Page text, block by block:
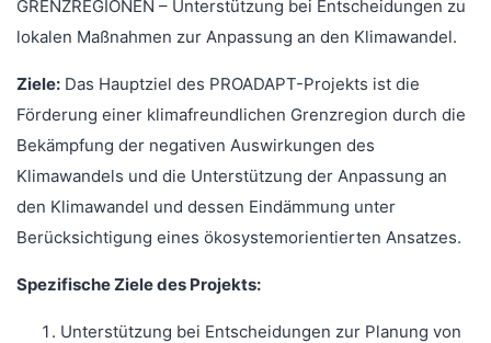
GRENZREGIONEN – Unterstützung bei Entscheidungen zu
lokalen Maßnahmen zur Anpassung an den Klimawandel.
Ziele: Das Hauptziel des PROADAPT-Projekts ist die
Förderung einer klimafreundlichen Grenzregion durch die
Bekämpfung der negativen Auswirkungen des
Klimawandels und die Unterstützung der Anpassung an
den Klimawandel und dessen Eindämmung unter
Berücksichtigung eines ökosystemorientierten Ansatzes.
Spezifische Ziele des Projekts:
Unterstützung bei Entscheidungen zur Planung von